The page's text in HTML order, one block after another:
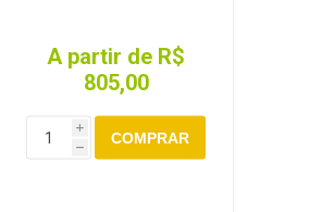
A partir de R$
805,00
i
h
COMPRAR